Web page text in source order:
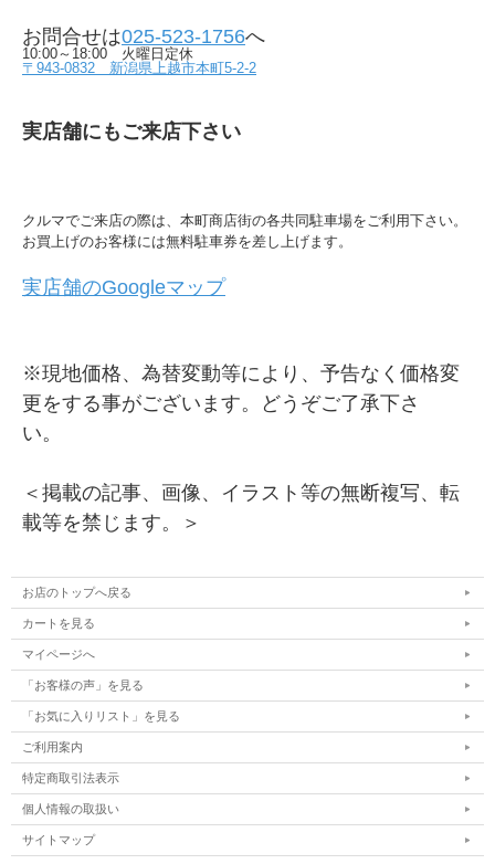
お問合せは025-523-1756へ
10:00～18:00 火曜日定休
〒943-0832 新潟県上越市本町5-2-2
実店舗にもご来店下さい
クルマでご来店の際は、本町商店街の各共同駐車場をご利用下さい。
お買上げのお客様には無料駐車券を差し上げます。
実店舗のGoogleマップ
※現地価格、為替変動等により、予告なく価格変
更をする事がございます。どうぞご了承下さ
い。
＜掲載の記事、画像、イラスト等の無断複写、転
載等を禁じます。＞
お店のトップへ戻る
カートを見る
マイページへ
「お客様の声」を見る
「お気に入りリスト」を見る
ご利用案内
特定商取引法表示
個人情報の取扱い
サイトマップ